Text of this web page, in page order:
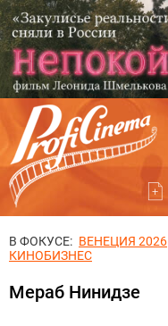
В ФОКУСЕ: ВЕНЕЦИЯ 2026
КИНОБИЗНЕС
Мераб Нинидзе